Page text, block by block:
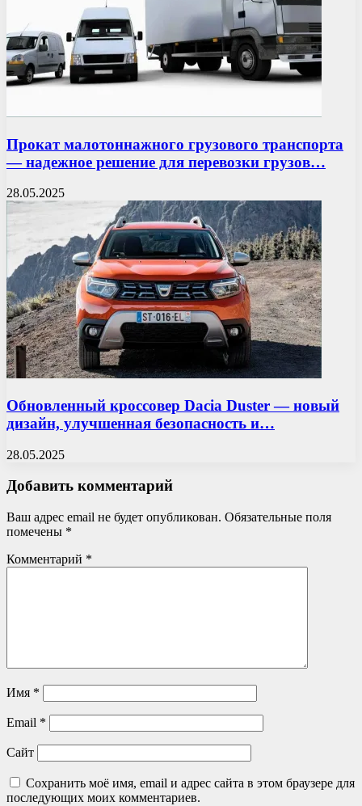
Прокат малотоннажного грузового транспорта
— надежное решение для перевозки грузов…
28.05.2025
Обновленный кроссовер Dacia Duster — новый
дизайн, улучшенная безопасность и…
28.05.2025
Добавить комментарий
Ваш адрес email не будет опубликован. Обязательные поля
помечены *
Комментарий *
Имя *
Email *
Сайт
Сохранить моё имя, email и адрес сайта в этом браузере для
последующих моих комментариев.